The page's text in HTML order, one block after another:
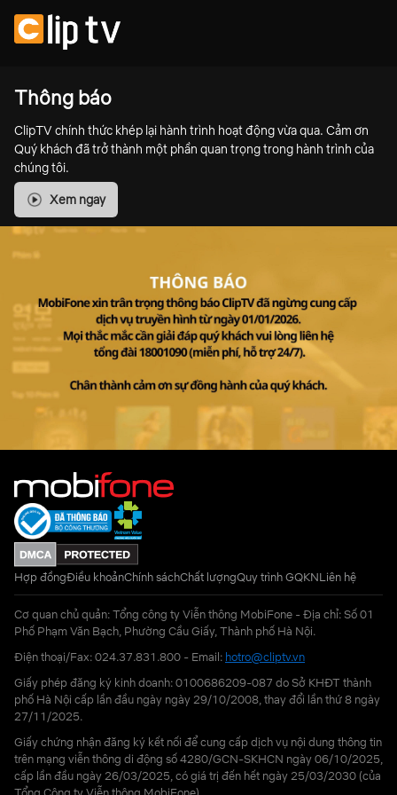
Thông báo
ClipTV chính thức khép lại hành trình hoạt động vừa qua. Cảm ơn
Quý khách đã trở thành một phần quan trọng trong hành trình của
chúng tôi.
Xem ngay
Hợp đồngĐiều khoảnChính sáchChất lượngQuy trình GQKNLiên hệ
Cơ quan chủ quản: Tổng công ty Viễn thông MobiFone - Địa chỉ: Số 01
Phố Phạm Văn Bạch, Phường Cầu Giấy, Thành phố Hà Nội.
Điện thoại/Fax: 024.37.831.800 - Email: hotro@cliptv.vn
Giấy phép đăng ký kinh doanh: 0100686209-087 do Sở KHĐT thành
phố Hà Nội cấp lần đầu ngày ngày 29/10/2008, thay đổi lần thứ 8 ngày
27/11/2025.
Giấy chứng nhận đăng ký kết nối để cung cấp dịch vụ nội dung thông tin
trên mạng viễn thông di động số 4280/GCN-SKHCN ngày 06/10/2025,
cấp lần đầu ngày 26/03/2025, có giá trị đến hết ngày 25/03/2030 (của